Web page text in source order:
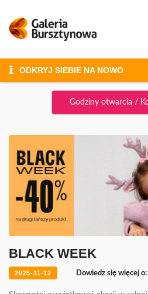
ODKRYJ SIEBIE NA NOWO
STYLIZACJE I METAMORFOZY
ZAKUPY ZE STYLISTKĄ
GODZINY
PLAN
Godziny otwarcia /
BLACK WEEK
2025-11-12 Dowiedz się więcej o: